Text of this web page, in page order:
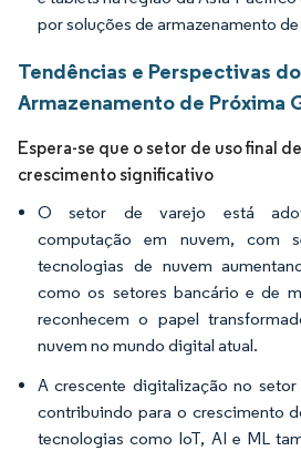
por soluções de armazenamento
Tendências e Perspectivas
Armazenamento de Próxima
Espera-se que o setor de uso final
crescimento significativo
O setor de varejo está
computação em nuvem, com
tecnologias de nuvem
como os setores bancário e de
reconhecem o papel
nuvem no mundo digital atual.
A crescente digitalização no
contribuindo para o crescimento
tecnologias como IoT, AI e ML